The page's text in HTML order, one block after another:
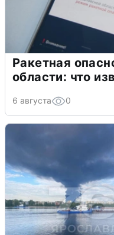
Ракетная
области: что
6 августа 0